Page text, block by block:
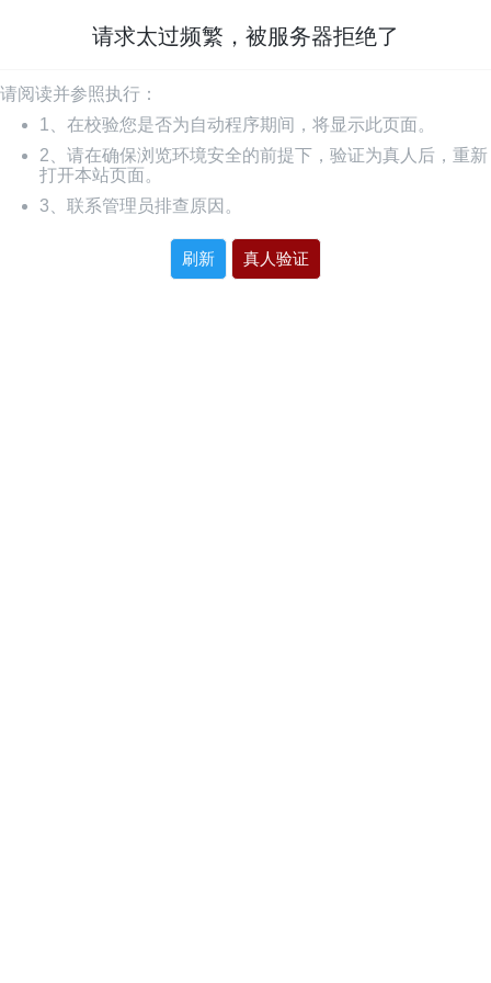
请求太过频繁，被服务器拒绝了
请阅读并参照执行：
1、在校验您是否为自动程序期间，将显示此页面。
2、请在确保浏览环境安全的前提下，验证为真人后，重新
打开本站页面。
3、联系管理员排查原因。
刷新 真人验证